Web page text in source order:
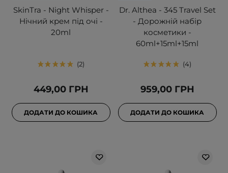
SkinTra - Night Whisper -
Нічний крем під очі -
20ml
2
449,00 ГРН
ДОДАТИ ДО КОШИКА
Dr. Althea - 345 Travel Set
- Дорожній набір
косметики -
60ml+15ml+15ml
4
959,00 ГРН
ДОДАТИ ДО КОШИКА